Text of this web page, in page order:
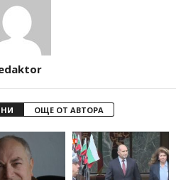
ОЩЕ ОТ АВТОРА